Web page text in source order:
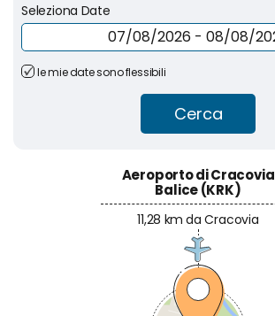
Seleziona Date
le mie date sono flessibili
Cerca
Aeroporto di Cracovia
Balice (KRK)
11,28 km da Cracovia